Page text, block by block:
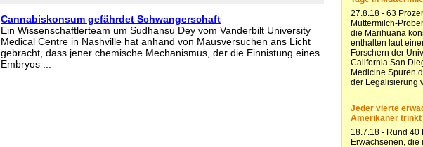
Cannabiskonsum gefährdet Schwangerschaft
Ein Wissenschaftlerteam um Sudhansu Dey vom Vanderbilt University
Medical Centre in Nashville hat anhand von Mausversuchen ans Licht
gebracht, dass jener chemische Mechanismus, der die Einnistung eines
Embryos ...